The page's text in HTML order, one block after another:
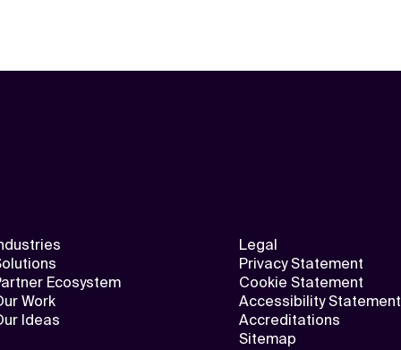
Ecosystem
Work
Ideas
Legal
Privacy Statement
Cookie Statement
Accessibility Statement
Accreditations
Sitemap